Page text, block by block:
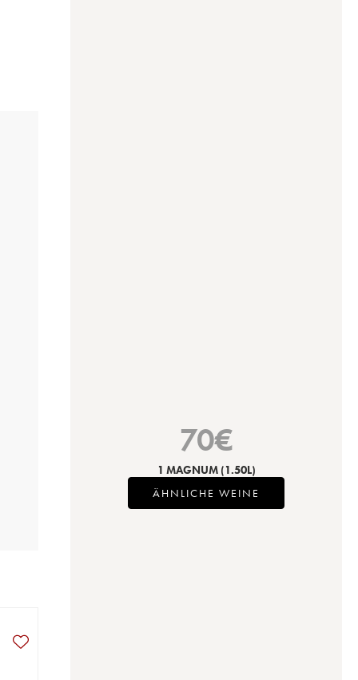
70€
1 MAGNUM (1.50L)
ÄHNLICHE WEINE